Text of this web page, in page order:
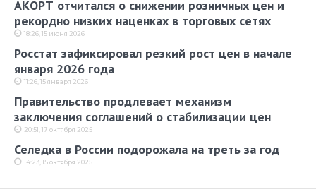
АКОРТ отчитался о снижении розничных цен и
рекордно низких наценках в торговых сетях
18:26, 15 июня 2026
Росстат зафиксировал резкий рост цен в начале
января 2026 года
11:26, 15 января 2026
Правительство продлевает механизм
заключения соглашений о стабилизации цен
20:51, 17 октября 2025
Селедка в России подорожала на треть за год
14:23, 15 октября 2025